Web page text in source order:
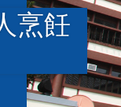
烹飪